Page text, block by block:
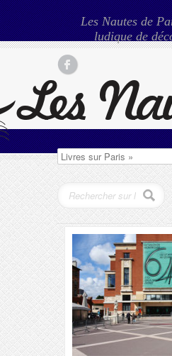
Les Nautes de
ludique de